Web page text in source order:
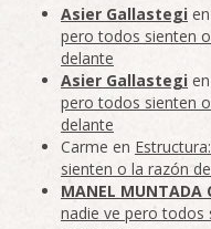
Asier Gallastegi en
pero todos sienten
delante
Asier Gallastegi en
pero todos sienten
delante
Carme en
sienten o la razón
MANEL MUNTADA
nadie ve pero todos